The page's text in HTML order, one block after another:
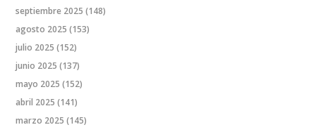
septiembre 2025 (148)
agosto 2025 (153)
julio 2025 (152)
junio 2025 (137)
mayo 2025 (152)
abril 2025 (141)
marzo 2025 (145)